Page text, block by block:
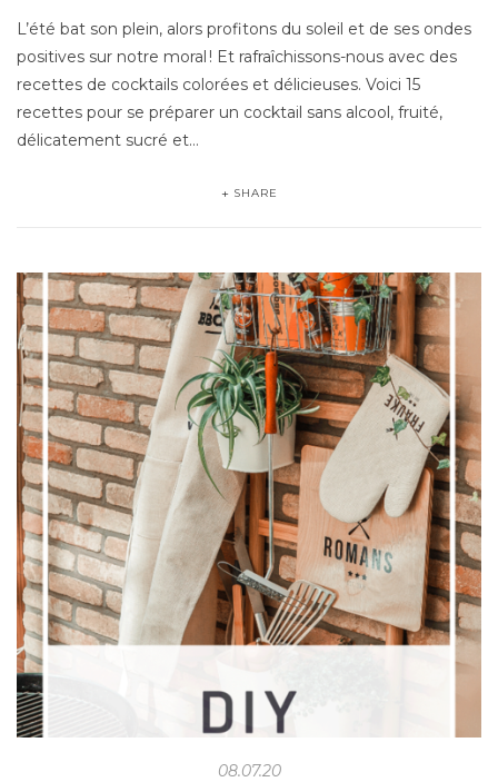
L’été bat son plein, alors profitons du soleil et de ses ondes
positives sur notre moral ! Et rafraîchissons-nous avec des
recettes de cocktails colorées et délicieuses. Voici 15
recettes pour se préparer un cocktail sans alcool, fruité,
délicatement sucré et…
SHARE
08.07.20